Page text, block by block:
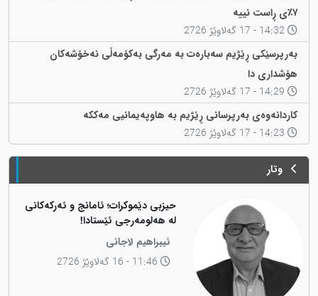
٧٪ی ڕاست نییە
بەرپرسێکی ڕێژیم سەبارەت بە مەرگی بەکۆمەڵی نەخۆشەکان
هۆشداری دا
کاردانەوەی بەرپرسانی ڕێژیم بە هاوپەیمانیی مەککە
وتار
حیزبی دێموکرات؛ ئامانج و ئەرکەکانی
لە هەلومەرجی ئێستادا!
ئیبراهیم لاجانی